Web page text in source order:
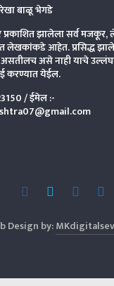
बाळू भेगडे
झालेला सर्व मजकूर,
लेखकांकडे आहेत. प्रसिद्ध
असे नाही याचे
करण्यात येईल.
/ ईमेल :-
Design by: